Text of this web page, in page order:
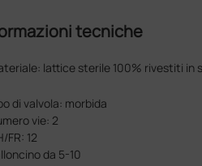
tecniche
lattice sterile 100% rivestiti in
di valvola: morbida
vie: 2
FR: 12
da 5-10